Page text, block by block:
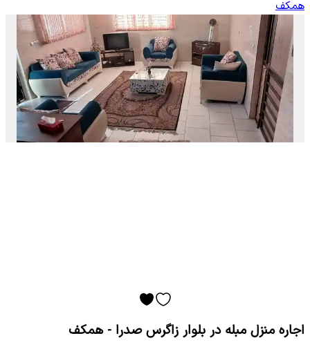
همکف
اجاره منزل مبله در بلوار زاگرس صدرا - همکف